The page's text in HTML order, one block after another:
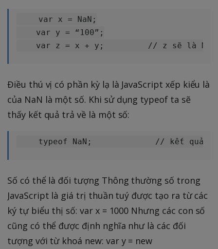
    var x = NaN;
    var y = “100”;
Điều thú vị có phần kỳ lạ là JavaScript xếp kiểu là
của NaN là một số. Khi sử dụng typeof ta sẽ
thấy kết quả trả về là một số:
Số có thể là đối tượng Thông thường số trong
JavaScript là giá trị thuần tuý được tạo ra từ các
ký tự biểu thị số: var x = 1000 Nhưng các con số
cũng có thể được định nghĩa như là các đối
tượng với từ khoá new: var y = new